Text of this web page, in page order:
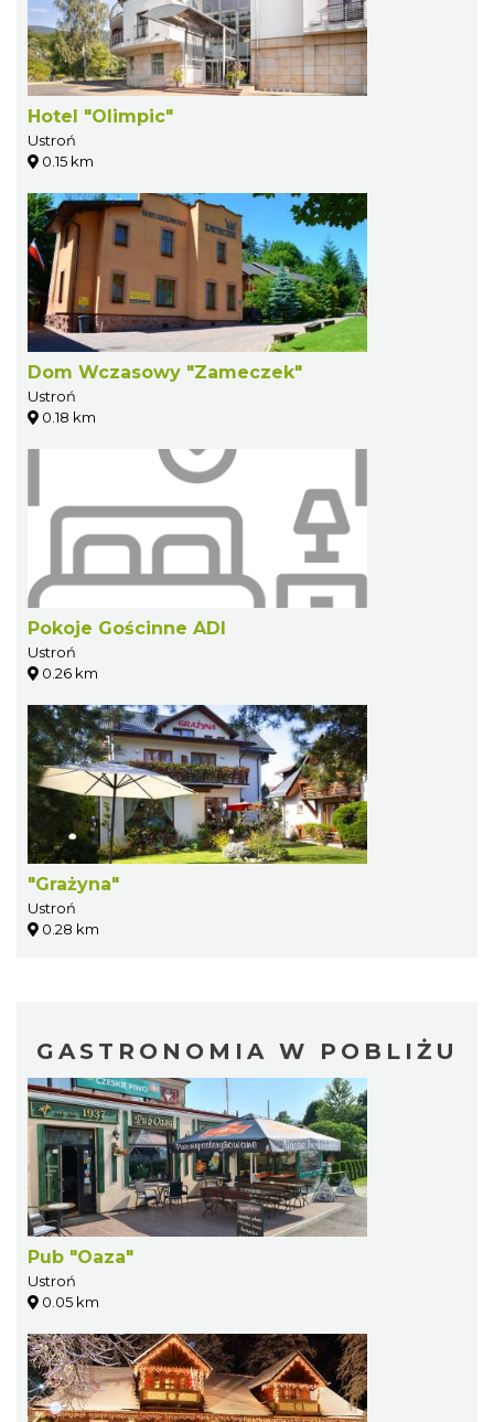
Hotel "Olimpic"
Ustroń
0.15 km
Dom Wczasowy "Zameczek"
Ustroń
0.18 km
Pokoje Gościnne ADI
Ustroń
0.26 km
"Grażyna"
Ustroń
0.28 km
GASTRONOMIA W POBLIŻU
Pub "Oaza"
Ustroń
0.05 km